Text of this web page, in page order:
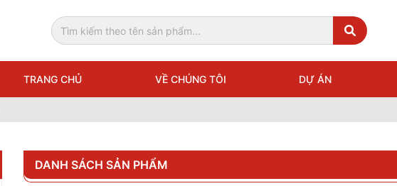
TRANG CHỦ VỀ CHÚNG TÔI DỰ ÁN
DANH SÁCH SẢN PHẨM